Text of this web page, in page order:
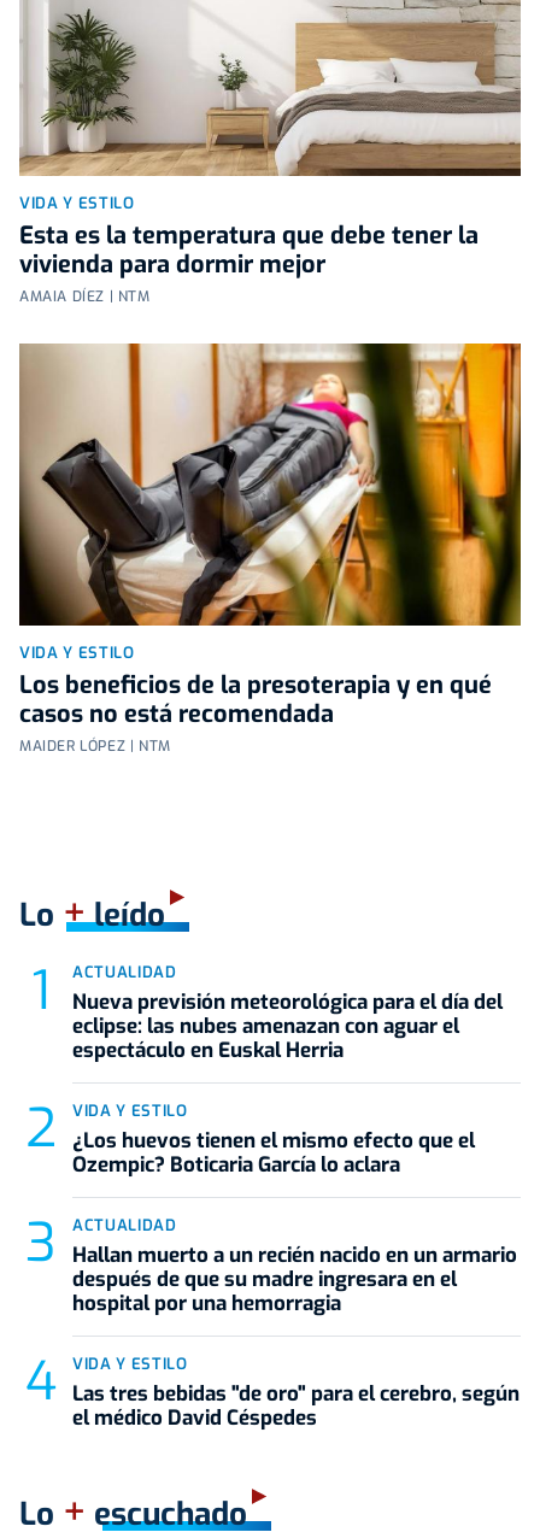
VIDA Y ESTILO
Esta es la temperatura que debe tener la
vivienda para dormir mejor
AMAIA DÍEZ | NTM
VIDA Y ESTILO
Los beneficios de la presoterapia y en qué
casos no está recomendada
MAIDER LÓPEZ | NTM
Lo +leído
ACTUALIDAD
Nueva previsión meteorológica para el día del
eclipse: las nubes amenazan con aguar el
espectáculo en Euskal Herria
VIDA Y ESTILO
¿Los huevos tienen el mismo efecto que el
Ozempic? Boticaria García lo aclara
ACTUALIDAD
Hallan muerto a un recién nacido en un armario
después de que su madre ingresara en el
hospital por una hemorragia
VIDA Y ESTILO
Las tres bebidas "de oro" para el cerebro, según
el médico David Céspedes
Lo + escuchado